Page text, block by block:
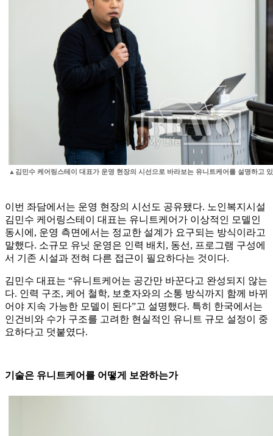
▲김민수 케어링스테이 대표가 운영 현장의 시선으로 바라보는 유니트케어를 설명하고
이번 좌담에서는 운영 현장의 시선도 공유됐다. 노인복지시설
김민수 케어링스테이 대표는 유니트케어가 이상적인 모델인
동시에, 운영 측면에서는 정교한 설계가 요구되는 방식이라고
말했다. 소규모 유닛 운영은 인력 배치, 동선, 프로그램 구성에
서 기존 시설과 전혀 다른 접근이 필요하다는 것이다.
김민수 대표는 “유니트케어는 공간만 바꾼다고 완성되지 않는
다. 인력 구조, 케어 철학, 보호자와의 소통 방식까지 함께 바뀌
어야 지속 가능한 모델이 된다”고 설명했다. 특히 한국에서는
인건비와 수가 구조를 고려한 현실적인 유니트 규모 설정이 중
요하다고 덧붙였다.
기술은 유니트케어를 어떻게 보완하는가